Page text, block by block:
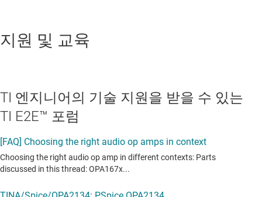
지원 및 교육
TI 엔지니어의 기술 지원을 받을 수 있는
TI E2E™ 포럼